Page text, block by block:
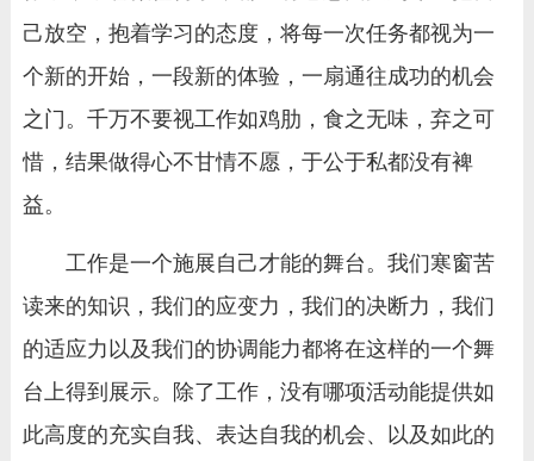
己放空，抱着学习的态度，将每一次任务都视为一
个新的开始，一段新的体验，一扇通往成功的机会
之门。千万不要视工作如鸡肋，食之无味，弃之可
惜，结果做得心不甘情不愿，于公于私都没有裨
益。
工作是一个施展自己才能的舞台。我们寒窗苦
读来的知识，我们的应变力，我们的决断力，我们
的适应力以及我们的协调能力都将在这样的一个舞
台上得到展示。除了工作，没有哪项活动能提供如
此高度的充实自我、表达自我的机会、以及如此的